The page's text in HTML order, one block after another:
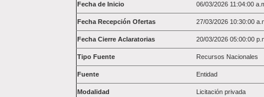
Fecha de Inicio
06/03/2026 11:04:00
Fecha Recepción Ofertas 27/03/2026 10:30:00
Fecha Cierre Aclaratorias 20/03/2026 05:00:00
Tipo Fuente Recursos Nacionales
Fuente Entidad
Modalidad Licitación privada